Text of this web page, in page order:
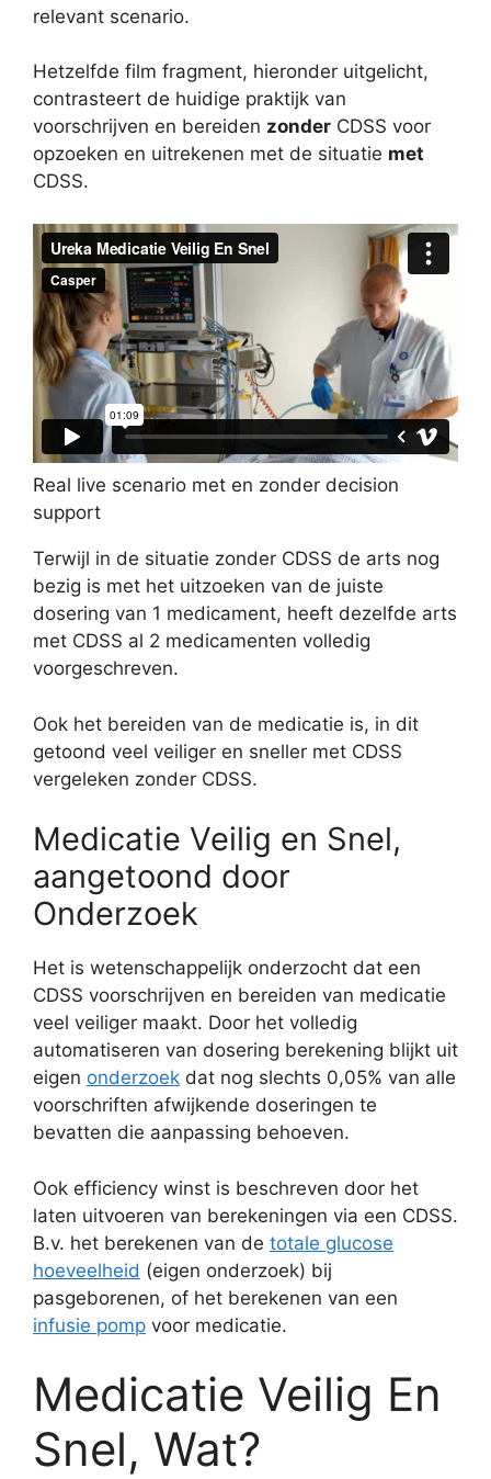
relevant scenario.
Hetzelfde film fragment, hieronder uitgelicht,
contrasteert de huidige praktijk van
voorschrijven en bereiden zonder CDSS voor
opzoeken en uitrekenen met de situatie met
CDSS.
Real live scenario met en zonder decision
support
Terwijl in de situatie zonder CDSS de arts nog
bezig is met het uitzoeken van de juiste
dosering van 1 medicament, heeft dezelfde arts
met CDSS al 2 medicamenten volledig
voorgeschreven.
Ook het bereiden van de medicatie is, in dit
getoond veel veiliger en sneller met CDSS
vergeleken zonder CDSS.
Medicatie Veilig en Snel,
aangetoond door
Onderzoek
Het is wetenschappelijk onderzocht dat een
CDSS voorschrijven en bereiden van medicatie
veel veiliger maakt. Door het volledig
automatiseren van dosering berekening blijkt uit
eigen onderzoek dat nog slechts 0,05% van alle
voorschriften afwijkende doseringen te
bevatten die aanpassing behoeven.
Ook efficiency winst is beschreven door het
laten uitvoeren van berekeningen via een CDSS.
B.v. het berekenen van de totale glucose
hoeveelheid (eigen onderzoek) bij
pasgeborenen, of het berekenen van een
infusie pomp voor medicatie.
Medicatie Veilig En
Snel, Wat?